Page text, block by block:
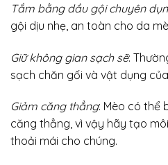
Tắm bằng dầu gội chuyên
gội dịu nhẹ, an toàn cho da
Giữ không gian sạch sẽ:
sạch chăn gối và vật dụng
Giảm căng thẳng: Mèo có thể
căng thẳng, vì vậy hãy tạo
thoải mái cho chúng.